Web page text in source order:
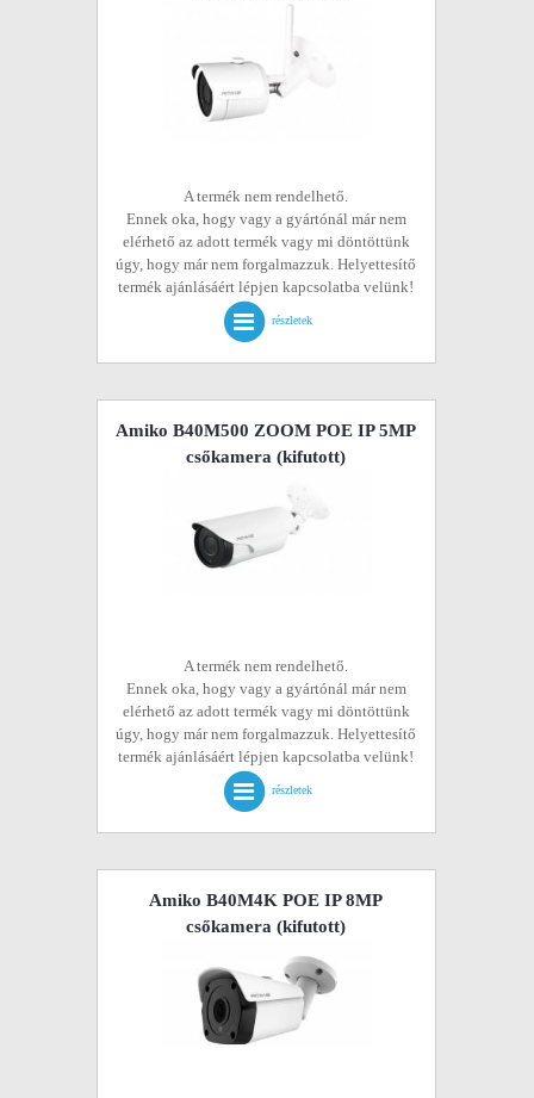
A termék nem rendelhető.
Ennek oka, hogy vagy a gyártónál már nem
elérhető az adott termék vagy mi döntöttünk
úgy, hogy már nem forgalmazzuk. Helyettesítő
termék ajánlásáért lépjen kapcsolatba velünk!
részletek
Amiko B40M500 ZOOM POE IP 5MP
csőkamera (kifutott)
A termék nem rendelhető.
Ennek oka, hogy vagy a gyártónál már nem
elérhető az adott termék vagy mi döntöttünk
úgy, hogy már nem forgalmazzuk. Helyettesítő
termék ajánlásáért lépjen kapcsolatba velünk!
részletek
Amiko B40M4K POE IP 8MP
csőkamera (kifutott)